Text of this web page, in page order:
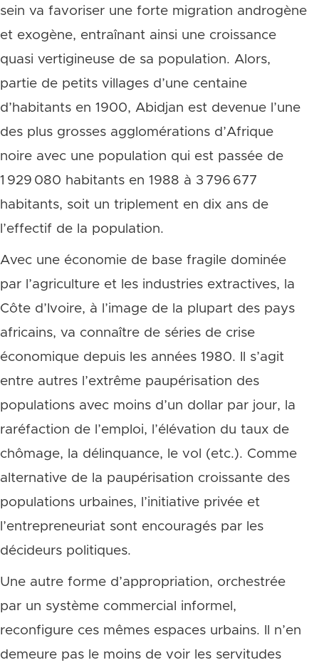
sein va favoriser une forte migration androgène
et exogène, entraînant ainsi une croissance
quasi vertigineuse de sa population. Alors,
partie de petits villages d’une centaine
d’habitants en 1900, Abidjan est devenue l’une
des plus grosses agglomérations d’Afrique
noire avec une population qui est passée de
1 929 080 habitants en 1988 à 3 796 677
habitants, soit un triplement en dix ans de
l’effectif de la population.
Avec une économie de base fragile dominée
par l’agriculture et les industries extractives, la
Côte d’Ivoire, à l’image de la plupart des pays
africains, va connaître de séries de crise
économique depuis les années 1980. Il s’agit
entre autres l’extrême paupérisation des
populations avec moins d’un dollar par jour, la
raréfaction de l’emploi, l’élévation du taux de
chômage, la délinquance, le vol (etc.). Comme
alternative de la paupérisation croissante des
populations urbaines, l’initiative privée et
l’entrepreneuriat sont encouragés par les
décideurs politiques.
Une autre forme d’appropriation, orchestrée
par un système commercial informel,
reconfigure ces mêmes espaces urbains. Il n’en
demeure pas le moins de voir les servitudes